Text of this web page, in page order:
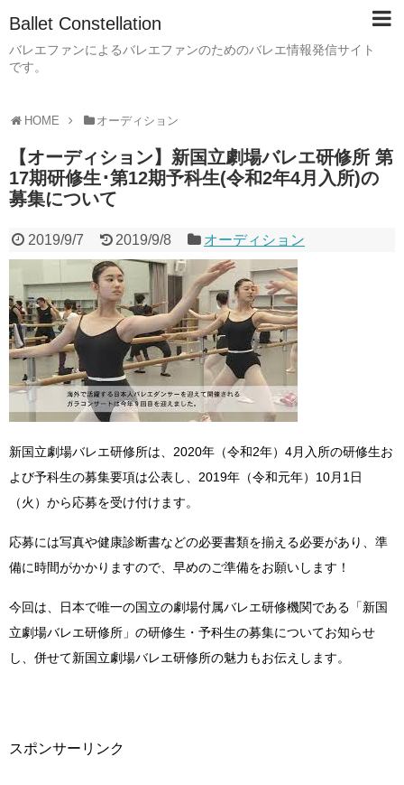
Ballet Constellation
バレエファンによるバレエファンのためのバレエ情報発信サイト
です。
HOME オーディション
【オーディション】新国立劇場バレエ研修所 第
17期研修生･第12期予科生(令和2年4月入所)の
募集について
2019/9/7 2019/9/8 オーディション
新国立劇場バレエ研修所は、2020年（令和2年）4月入所の研修生お
よび予科生の募集要項は公表し、2019年（令和元年）10⽉1⽇
（火）から応募を受け付けます。
応募には写真や健康診断書などの必要書類を揃える必要があり、準
備に時間がかかりますので、早めのご準備をお願いします！
今回は、日本で唯一の国立の劇場付属バレエ研修機関である「新国
立劇場バレエ研修所」の研修生・予科生の募集についてお知らせ
し、併せて新国立劇場バレエ研修所の魅力もお伝えします。
スポンサーリンク